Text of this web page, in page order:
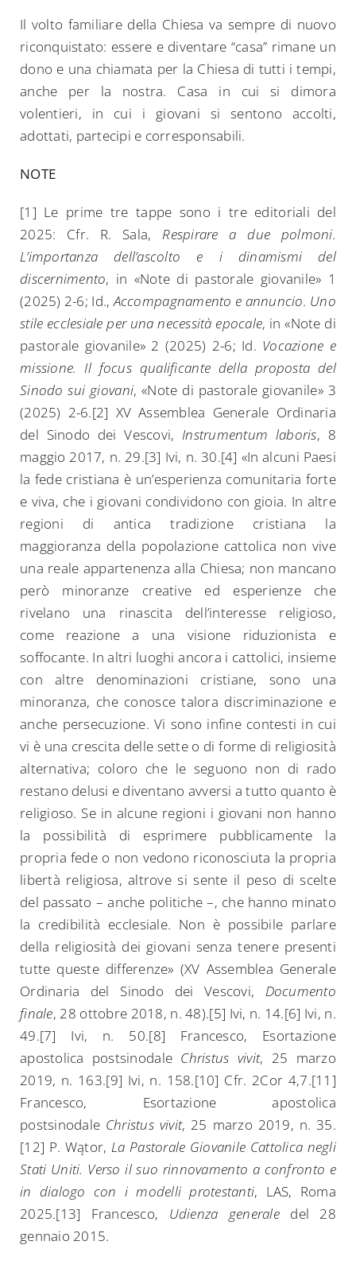
Il volto familiare della Chiesa va sempre di nuovo
riconquistato: essere e diventare “casa” rimane un
dono e una chiamata per la Chiesa di tutti i tempi,
anche per la nostra. Casa in cui si dimora
volentieri, in cui i giovani si sentono accolti,
adottati, partecipi e corresponsabili.
NOTE
[1] Le prime tre tappe sono i tre editoriali del
2025: Cfr. R. Sala,Respirare a due polmoni.
L’importanza dell’ascolto e i dinamismi del
discernimento, in «Note di pastorale giovanile» 1
(2025) 2-6; Id.,Accompagnamento e annuncio. Uno
stile ecclesiale per una necessità epocale, in «Note di
pastorale giovanile» 2 (2025) 2-6; Id. Vocazione e
missione. Il focus qualificante della proposta del
Sinodo sui giovani, «Note di pastorale giovanile» 3
(2025) 2-6.[2] XV Assemblea Generale Ordinaria
del Sinodo dei Vescovi,Instrumentum laboris, 8
maggio 2017, n. 29.[3] Ivi, n. 30.[4] «In alcuni Paesi
la fede cristiana è un’esperienza comunitaria forte
e viva, che i giovani condividono con gioia. In altre
regioni di antica tradizione cristiana la
maggioranza della popolazione cattolica non vive
una reale appartenenza alla Chiesa; non mancano
però minoranze creative ed esperienze che
rivelano una rinascita dell’interesse religioso,
come reazione a una visione riduzionista e
soffocante. In altri luoghi ancora i cattolici, insieme
con altre denominazioni cristiane, sono una
minoranza, che conosce talora discriminazione e
anche persecuzione. Vi sono infine contesti in cui
vi è una crescita delle sette o di forme di religiosità
alternativa; coloro che le seguono non di rado
restano delusi e diventano avversi a tutto quanto è
religioso. Se in alcune regioni i giovani non hanno
la possibilità di esprimere pubblicamente la
propria fede o non vedono riconosciuta la propria
libertà religiosa, altrove si sente il peso di scelte
del passato – anche politiche –, che hanno minato
la credibilità ecclesiale. Non è possibile parlare
della religiosità dei giovani senza tenere presenti
tutte queste differenze» (XV Assemblea Generale
Ordinaria del Sinodo dei Vescovi, Documento
finale, 28 ottobre 2018, n. 48).[5] Ivi, n. 14.[6] Ivi, n.
49.[7] Ivi, n. 50.[8] Francesco, Esortazione
apostolica postsinodale Christus vivit, 25 marzo
2019, n. 163.[9] Ivi, n. 158.[10] Cfr. 2Cor 4,7.[11]
Francesco, Esortazione apostolica
postsinodale Christus vivit, 25 marzo 2019, n. 35.
[12] P. Wątor, La Pastorale Giovanile Cattolica negli
Stati Uniti. Verso il suo rinnovamento a confronto e
in dialogo con i modelli protestanti, LAS, Roma
2025.[13] Francesco, Udienza generaledel 28
gennaio 2015.